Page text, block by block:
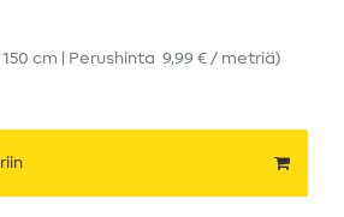
cm | Perushinta 9,99 € / metriä)